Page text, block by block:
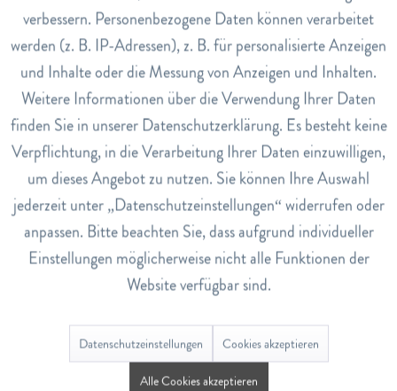
Art.Nr.
2469557
EAN
7611600521029
Lagerbestand
20
Bewertungen0
Bewertungen lesen, schreiben und diskutieren...mehr
Ähnliche Artikel
Tracking Inaktiv
Service Inaktiv
verbessern. Personenbezogene Daten können verarbeitet
werden (z. B. IP-Adressen), z. B. für personalisierte Anzeigen
und Inhalte oder die Messung von Anzeigen und Inhalten.
Weitere Informationen über die Verwendung Ihrer Daten
finden Sie in unserer Datenschutzerklärung. Es besteht keine
Verpflichtung, in die Verarbeitung Ihrer Daten einzuwilligen,
um dieses Angebot zu nutzen. Sie können Ihre Auswahl
jederzeit unter „Datenschutzeinstellungen“ widerrufen oder
anpassen. Bitte beachten Sie, dass aufgrund individueller
Einstellungen möglicherweise nicht alle Funktionen der
Website verfügbar sind.
Datenschutzeinstellungen Cookies akzeptieren
Alle Cookies akzeptieren